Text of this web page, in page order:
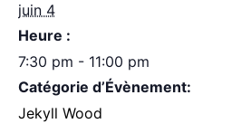
juin 4
Heure :
7:30 pm - 11:00 pm
Catégorie d’Évènement:
Jekyll Wood